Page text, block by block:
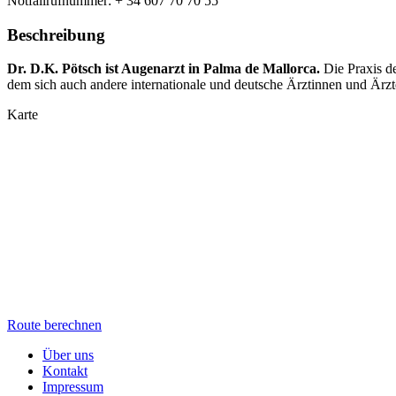
Beschreibung
Dr. D.K. Pötsch ist Augenarzt in Palma de Mallorca. Die Praxis
dem sich auch andere internationale und deutsche Ärztinnen und
Karte
Route berechnen
Über uns
Kontakt
Impressum